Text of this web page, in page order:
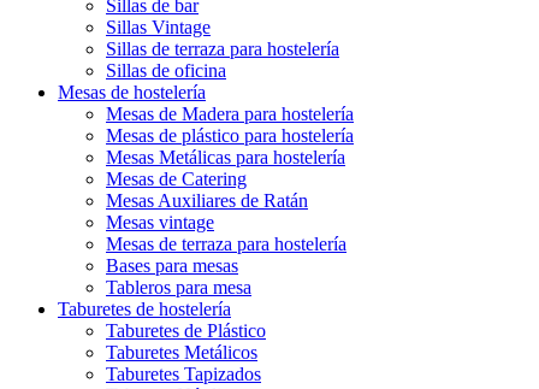
Sillas de bar
Sillas Vintage
Sillas de terraza para hostelería
Sillas de oficina
Mesas de hostelería
Mesas de Madera para hostelería
Mesas de plástico para hostelería
Mesas Metálicas para hostelería
Mesas de Catering
Mesas Auxiliares de Ratán
Mesas vintage
Mesas de terraza para hostelería
Bases para mesas
Tableros para mesa
Taburetes de hostelería
Taburetes de Plástico
Taburetes Metálicos
Taburetes Tapizados